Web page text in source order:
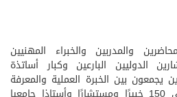
والمدربين والخبراء المهنيين
الدوليين البارعين وكبار أساتذة
يجمعون بين الخبرة العملية والمعرفة